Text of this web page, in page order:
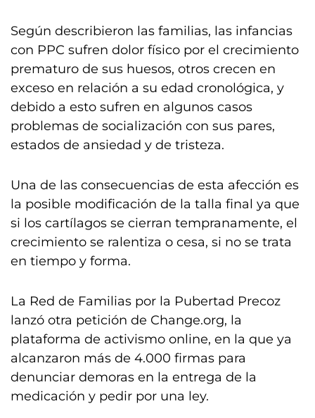
Según describieron las familias, las infancias
con PPC sufren dolor físico por el crecimiento
prematuro de sus huesos, otros crecen en
exceso en relación a su edad cronológica, y
debido a esto sufren en algunos casos
problemas de socialización con sus pares,
estados de ansiedad y de tristeza.
Una de las consecuencias de esta afección es
la posible modificación de la talla final ya que
si los cartílagos se cierran tempranamente, el
crecimiento se ralentiza o cesa, si no se trata
en tiempo y forma.
La Red de Familias por la Pubertad Precoz
lanzó otra petición de Change.org, la
plataforma de activismo online, en la que ya
alcanzaron más de 4.000 firmas para
denunciar demoras en la entrega de la
medicación y pedir por una ley.